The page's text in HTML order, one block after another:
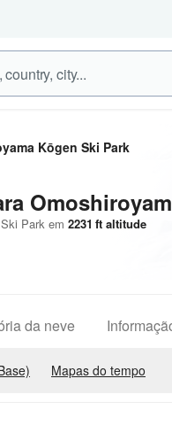
Kōgen Ski Park
Park em 2231 ft altitude
da neve
Mapas do tempo